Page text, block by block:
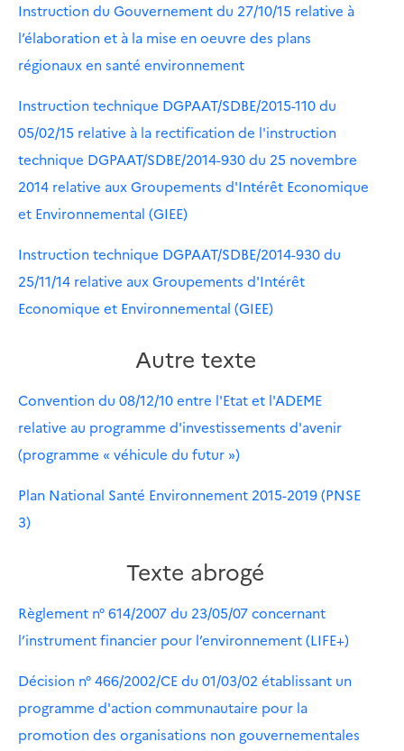
Instruction du Gouvernement du 27/10/15 relative à
l’élaboration et à la mise en oeuvre des plans
régionaux en santé environnement
Instruction technique DGPAAT/SDBE/2015-110 du
05/02/15 relative à la rectification de l'instruction
technique DGPAAT/SDBE/2014-930 du 25 novembre
2014 relative aux Groupements d'Intérêt Economique
et Environnemental (GIEE)
Instruction technique DGPAAT/SDBE/2014-930 du
25/11/14 relative aux Groupements d'Intérêt
Economique et Environnemental (GIEE)
Autre texte
Convention du 08/12/10 entre l'Etat et l'ADEME
relative au programme d'investissements d'avenir
(programme « véhicule du futur »)
Plan National Santé Environnement 2015-2019 (PNSE
3)
Texte abrogé
Règlement n° 614/2007 du 23/05/07 concernant
l’instrument financier pour l’environnement (LIFE+)
Décision n° 466/2002/CE du 01/03/02 établissant un
programme d'action communautaire pour la
promotion des organisations non gouvernementales